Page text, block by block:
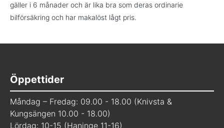
gäller i 6 månader och är lika bra som deras ordinarie
bilförsäkring och har makalöst lågt pris.
Öppettider
Måndag – Fredag: 09.00 - 18.00 (Knivsta &
Kungsängen 10.00 - 18.00)
Lördag: 10-15 (Haninge 11-16)